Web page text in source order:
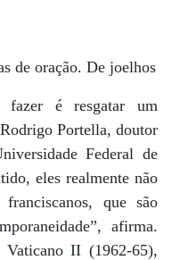
de oração. De joelhos
é resgatar um
Portella, doutor
Federal de
eles realmente não
que são
afirma.
II (1962-65),